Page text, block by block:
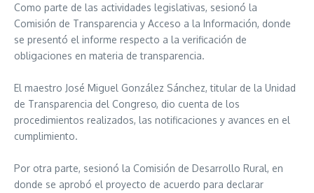
Como parte de las actividades legislativas, sesionó la
Comisión de Transparencia y Acceso a la Información, donde
se presentó el informe respecto a la verificación de
obligaciones en materia de transparencia.
El maestro José Miguel González Sánchez, titular de la Unidad
de Transparencia del Congreso, dio cuenta de los
procedimientos realizados, las notificaciones y avances en el
cumplimiento.
Por otra parte, sesionó la Comisión de Desarrollo Rural, en
donde se aprobó el proyecto de acuerdo para declarar